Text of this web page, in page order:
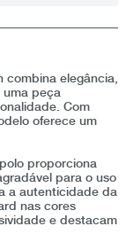
combina elegância,
peça
Com
oferece um
proporciona
para o uso
a autenticidade da
nas cores
e destacam